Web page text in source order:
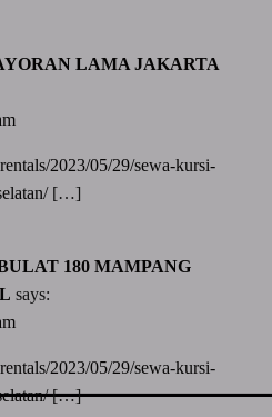
LAMA JAKARTA
2023/05/29/sewa-kursi-
[…]
180 MAMPANG
says:
2023/05/29/sewa-kursi-
[…]